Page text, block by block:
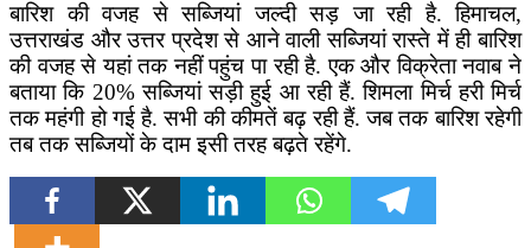
बारिश की वजह से सब्जियां जल्दी सड़ जा रही है. हिमाचल,
उत्तराखंड और उत्तर प्रदेश से आने वाली सब्जियां रास्ते में ही बारिश
की वजह से यहां तक नहीं पहुंच पा रही है. एक और विक्रेता नवाब ने
बताया कि 20% सब्जियां सड़ी हुई आ रही हैं. शिमला मिर्च हरी मिर्च
तक महंगी हो गई है. सभी की कीमतें बढ़ रही हैं. जब तक बारिश रहेगी
तब तक सब्जियों के दाम इसी तरह बढ़ते रहेंगे.